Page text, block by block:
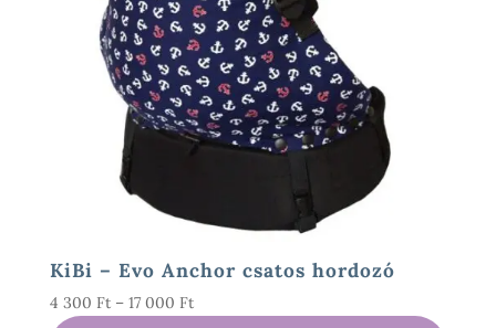
KiBi – Evo Anchor csatos hordozó
4 300 Ft – 17 000 FtÁrtartomány: